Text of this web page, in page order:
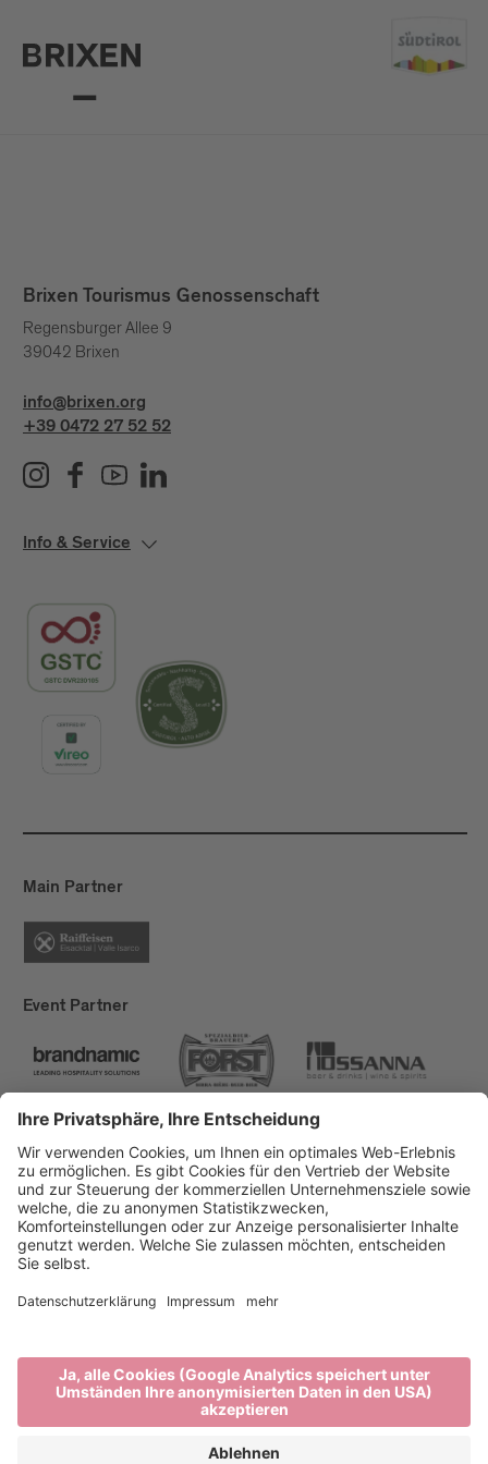
Brixen Tourismus Genossenschaft
Regensburger Allee 9
39042 Brixen
info@brixen.org
+39 0472 27 52 52
Info & Service
Main Partner
Event Partner
Brixen Tourismus
Privacy
Impressum
Förderungen
produced by